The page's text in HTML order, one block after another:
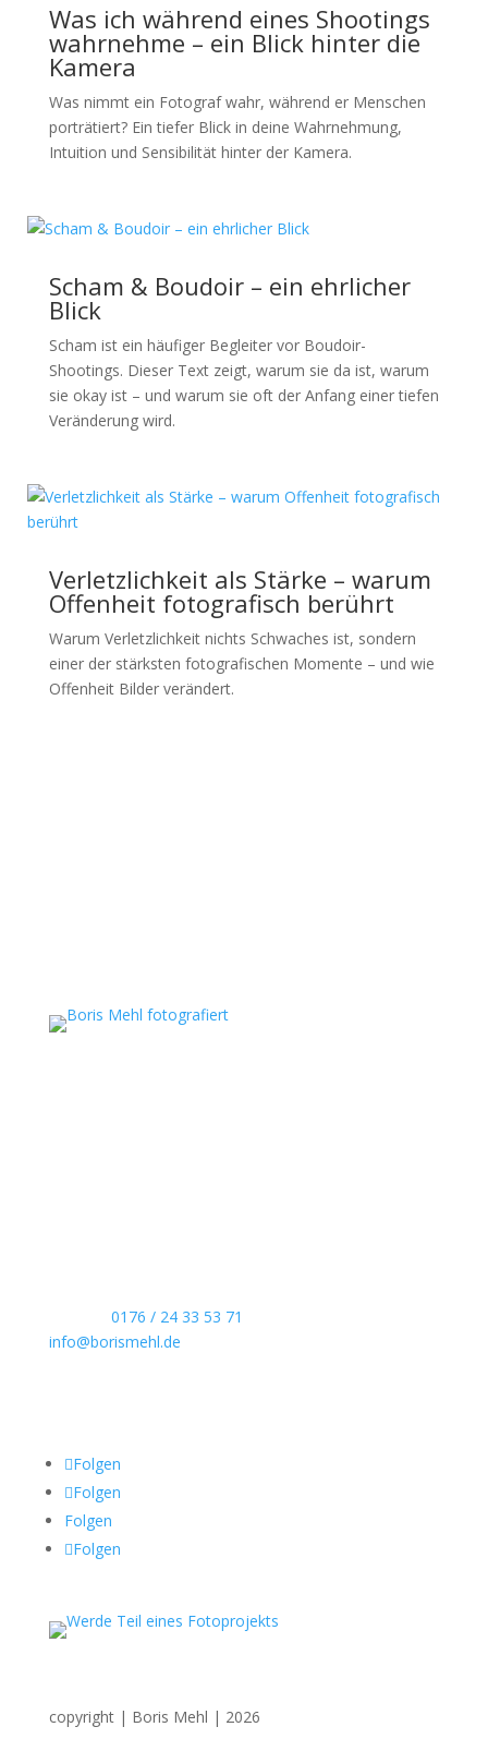
Was ich während eines Shootings
wahrnehme – ein Blick hinter die
Kamera
Was nimmt ein Fotograf wahr, während er Menschen
porträtiert? Ein tiefer Blick in deine Wahrnehmung,
Intuition und Sensibilität hinter der Kamera.
Scham & Boudoir – ein ehrlicher
Blick
Scham ist ein häufiger Begleiter vor Boudoir-
Shootings. Dieser Text zeigt, warum sie da ist, warum
sie okay ist – und warum sie oft der Anfang einer tiefen
Veränderung wird.
Verletzlichkeit als Stärke – warum
Offenheit fotografisch berührt
Warum Verletzlichkeit nichts Schwaches ist, sondern
einer der stärksten fotografischen Momente – und wie
Offenheit Bilder verändert.
0176 / 24 33 53 71
info@borismehl.de
Folgen
Folgen
Folgen
Folgen
copyright | Boris Mehl | 2026